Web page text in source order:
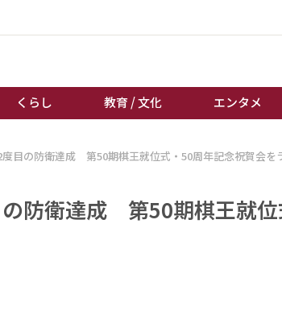
くらし 教育 / 文化 エンタメ
経済 / ビジネス
教育 / 文化
目の防衛達成 第50期棋王就位式・50周年記念祝賀会を
防衛達成 第50期棋王就